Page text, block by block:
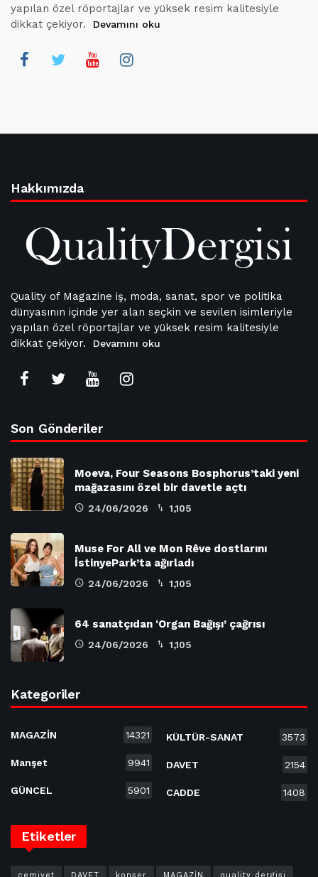
yapılan özel röportajlar ve yüksek resim kalitesiyle
dikkat çekiyor.
Devamını oku
Hakkımızda
Quality of Magazine iş, moda, sanat, spor ve politika
dünyasının içinde yer alan seçkin ve sevilen isimleriyle
yapılan özel röportajlar ve yüksek resim kalitesiyle
dikkat çekiyor.
Devamını oku
Son Gönderiler
Moeva, Four Seasons Bosphorus’taki yeni
mağazasını özel bir davetle açtı
24/06/2026 1,105
Muse For All ve Mon Rêve dostlarını
İstinyePark’ta ağırladı
24/06/2026 1,105
64 sanatçıdan ‘Organ Bağışı’ çağrısı
24/06/2026 1,105
Kategoriler
MAGAZİN 14321
Manşet 9941
GÜNCEL 5901
KÜLTÜR-SANAT 3573
DAVET 2154
CADDE 1408
Etiketler